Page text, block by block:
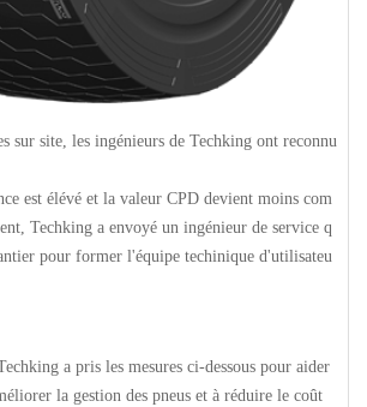
sur site, les ingénieurs de Techking ont reconnu
est élévé et la valeur CPD devient moins com
Techking a envoyé un ingénieur de service q
pour former l'équipe techinique d'utilisateu
a pris les mesures ci-dessous pour aider
la gestion des pneus et à réduire le coût